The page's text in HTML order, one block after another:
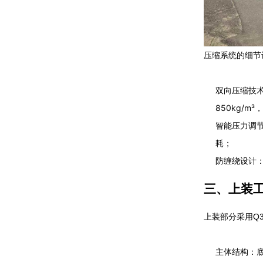
压缩系统的细
双向压缩技
850kg/m³
智能压力调
耗；
防缠绕设计
三、上装
上装部分采用
主体结构：